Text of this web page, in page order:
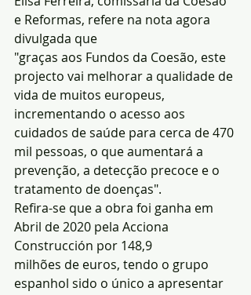
e Reformas, refere na nota agora
divulgada que
"graças aos Fundos da Coesão, este
projecto vai melhorar a qualidade de
vida de muitos europeus,
incrementando o acesso aos
cuidados de saúde para cerca de 470
mil pessoas, o que aumentará a
prevenção, a detecção precoce e o
tratamento de doenças".
Refira-se que a obra foi ganha em
Abril de 2020 pela Acciona
Construcción por 148,9
milhões de euros, tendo o grupo
espanhol sido o único a apresentar